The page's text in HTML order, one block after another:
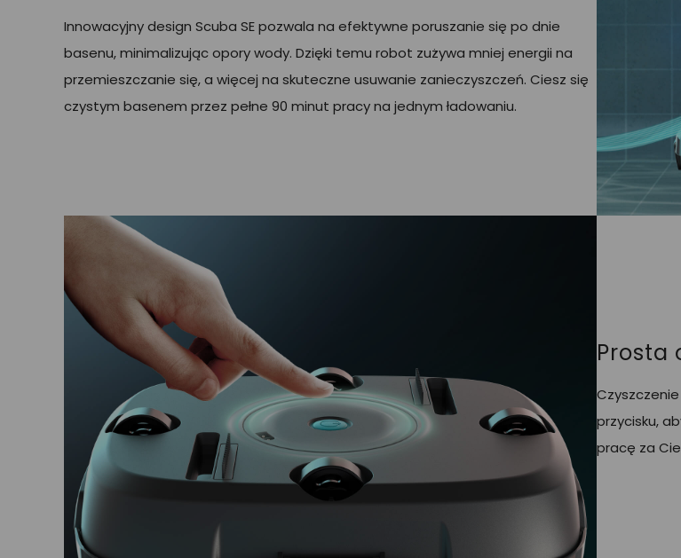
Innowacyjny design Scuba SE pozwala na efektywne poruszanie się po dnie
basenu, minimalizując opory wody. Dzięki temu robot zużywa mniej energii na
przemieszczanie się, a więcej na skuteczne usuwanie zanieczyszczeń. Ciesz się
czystym basenem przez pełne 90 minut pracy na jednym ładowaniu.
Prosta
przycisku,
pracę za